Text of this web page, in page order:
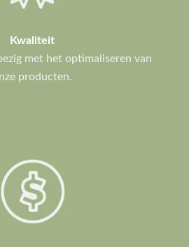
Kwaliteit
met het optimaliseren van
producten.